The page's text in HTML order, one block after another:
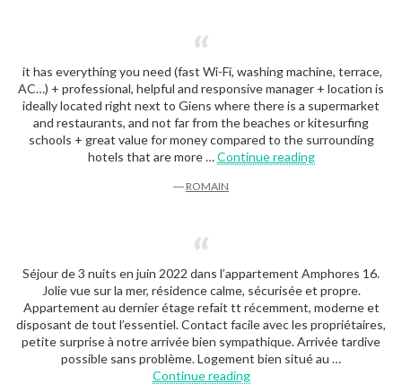
it has everything you need (fast Wi-Fi, washing machine, terrace,
AC…) + professional, helpful and responsive manager + location is
ideally located right next to Giens where there is a supermarket
and restaurants, and not far from the beaches or kitesurfing
schools + great value for money compared to the surrounding
hotels that are more …Continue reading« Romain »
― ROMAIN
Séjour de 3 nuits en juin 2022 dans l’appartement Amphores 16.
Jolie vue sur la mer, résidence calme, sécurisée et propre.
Appartement au dernier étage refait tt récemment, moderne et
disposant de tout l’essentiel. Contact facile avec les propriétaires,
petite surprise à notre arrivée bien sympathique. Arrivée tardive
possible sans problème. Logement bien situé au …
Continue reading« Thomas »